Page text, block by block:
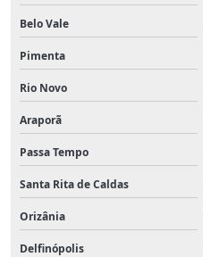
Belo Vale
Pimenta
Rio Novo
Araporã
Passa Tempo
Santa Rita de Caldas
Orizânia
Delfinópolis